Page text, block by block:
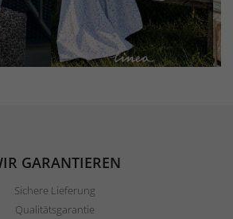
GARANTIEREN
Sichere Lieferung
Qualitätsgarantie